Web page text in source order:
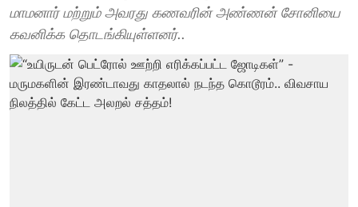
மாமனார் மற்றும் அவரது கணவரின் அண்ணன் சோனியை
கவனிக்க தொடங்கியுள்ளனர்..